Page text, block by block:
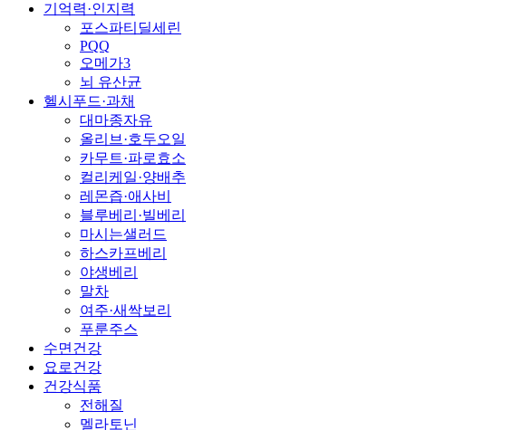
기억력·인지력
포스파티딜세린
PQQ
오메가3
뇌 유산균
헬시푸드·과채
대마종자유
올리브·호두오일
카무트·파로효소
컬리케일·양배추
레몬즙·애사비
블루베리·빌베리
마시는샐러드
하스카프베리
야생베리
말차
여주·새싹보리
푸룬주스
수면건강
요로건강
건강식품
전해질
멜라토닌